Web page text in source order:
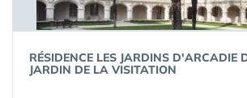
RÉSIDENCE LES JARDINS D'ARCADIE
JARDIN DE LA VISITATION